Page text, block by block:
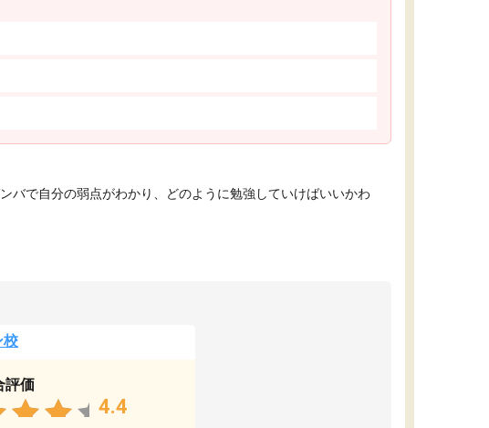
バで自分の弱点がわかり、どのように勉強していけばいいかわ
校
評価
4.4